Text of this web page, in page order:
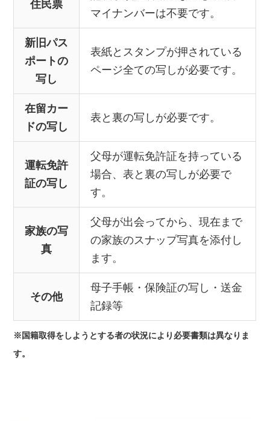
住民票
マイナンバーは不要です。
新旧パス
ポートの
写し
表紙とスタンプが押されている
ページ全ての写しが必要です。
在留カー
ドの写し
表と裏の写しが必要です。
運転免許
証の写し
父母が運転免許証を持っている
場合、表と裏の写しが必要で
す。
家族の写
真
父母が出会ってから、現在まで
の家族のスナップ写真を添付し
ます。
その他
母子手帳・保険証の写し・送金
記録等
※国籍取得をしようとする者の状況により必要書類は異なりま
す。